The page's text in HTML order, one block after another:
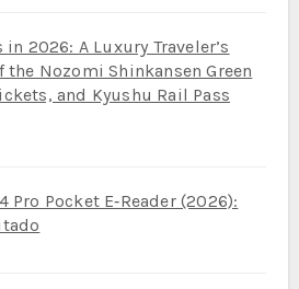
2026: A Luxury Traveler’s
the Nozomi Shinkansen Green
and Kyushu Rail Pass
Pro Pocket E‑Reader (2026):